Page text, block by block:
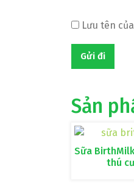
Lưu tên
Sản
Sữa
thú